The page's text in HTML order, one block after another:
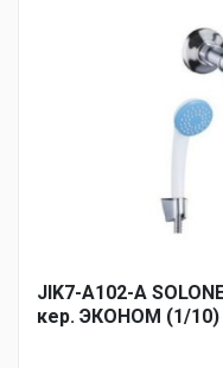
JIK7-A102-А
кер. ЭКОНОМ (1/10)